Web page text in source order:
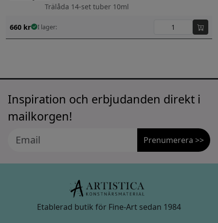
Trälåda 14-set tuber 10ml
660 kr I lager:
Inspiration och erbjudanden direkt i
mailkorgen!
Prenumerera >>
Etablerad butik för Fine-Art sedan 1984